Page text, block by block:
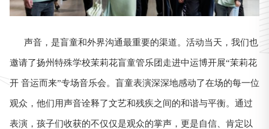
声音，是盲童和外界沟通最重要的渠道。活动当天，我们也
邀请了扬州特殊学校茉莉花盲童管乐团走进中运博开展“茉莉花
开 音运而来”专场音乐会。盲童表演深深地感动了在场的每一位
观众，他们用声音诠释了文艺和残疾之间的和谐与平衡。通过
表演，孩子们收获的不仅仅是观众的掌声，更是自信、肯定以